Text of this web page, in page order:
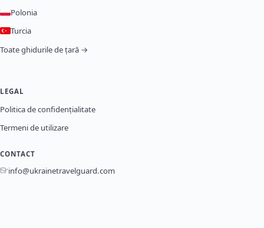
Polonia
Turcia
Toate ghidurile de țară →
LEGAL
Politica de confidențialitate
Termeni de utilizare
CONTACT
info@ukrainetravelguard.com